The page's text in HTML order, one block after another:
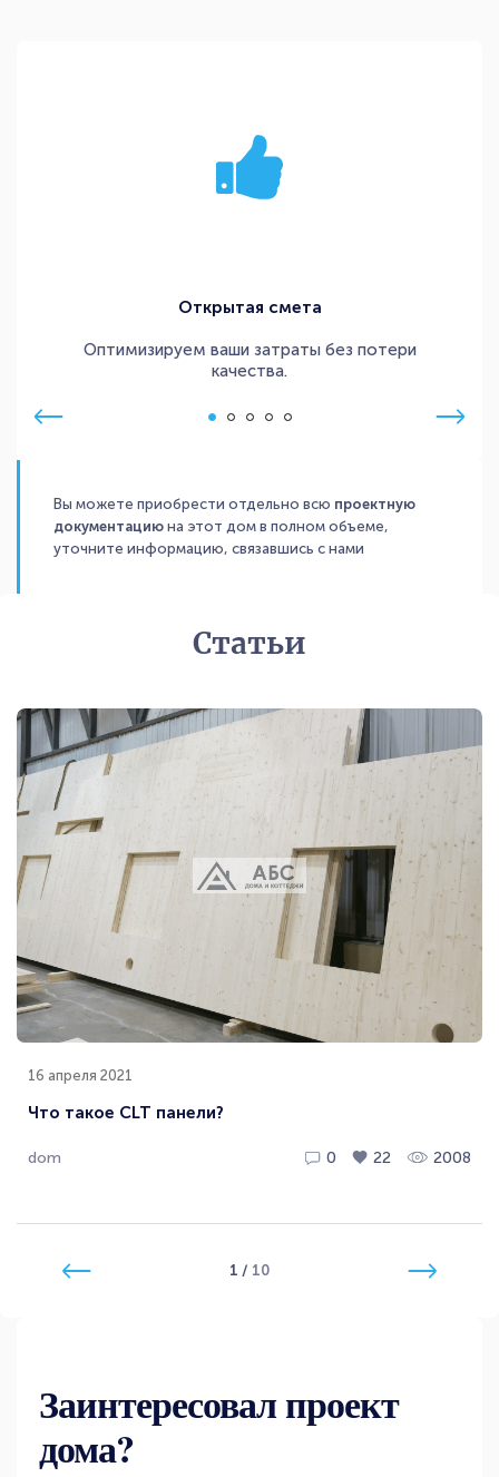
Открытая смета
Оптимизируем ваши затраты без потери
качества.
Вы можете приобрести отдельно всю проектную
документацию на этот дом в полном объеме,
уточните информацию, связавшись с нами
Статьи
16 апреля 2021
Что такое CLT панели?
dom 0 22 2008
1 / 10
Заинтересовал проект
дома?